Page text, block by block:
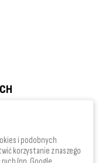
i podobnych
korzystanie z naszego